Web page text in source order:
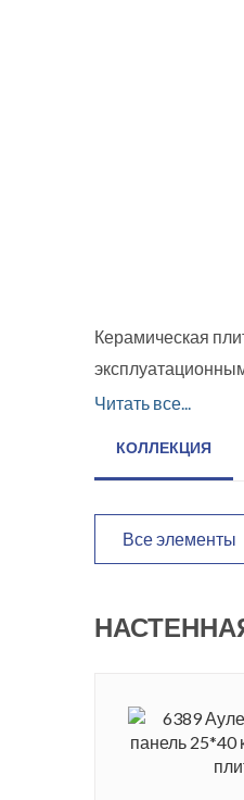
Керамическая
помещения.
Завершают
Серия керамики
стратегическое
Читать все...
КОЛЛЕКЦИЯ
Все элементы